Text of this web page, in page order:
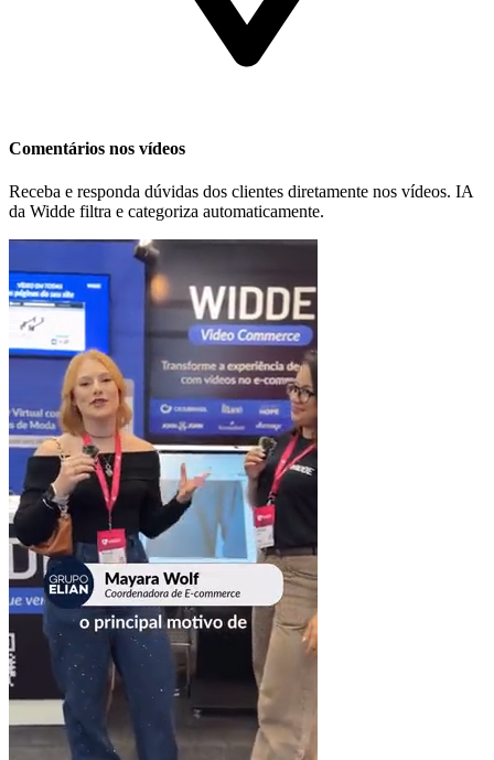
Comentários nos vídeos
Receba e responda dúvidas dos clientes diretamente nos vídeos. IA
da Widde filtra e categoriza automaticamente.